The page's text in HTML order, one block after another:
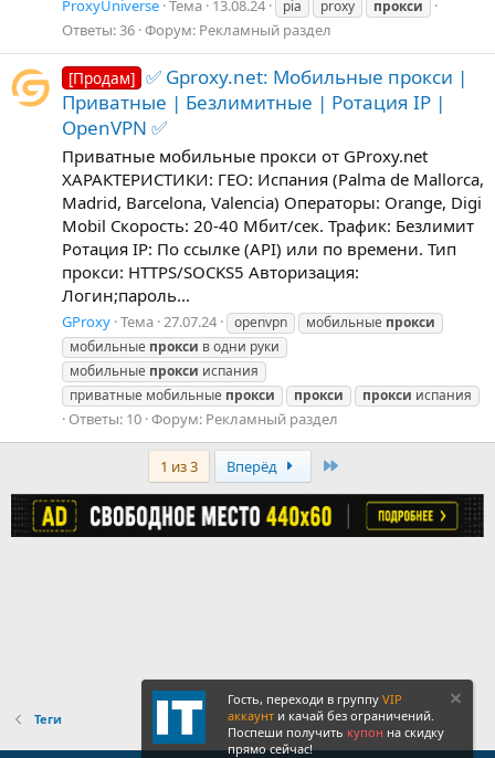
ProxyUniverse Тема 13.08.24 pia proxy прокси
Ответы: 36 Форум: Рекламный раздел
[Продам] ✅ Gproxy.net: Мобильные прокси |
Приватные | Безлимитные | Ротация IP |
OpenVPN ✅
Приватные мобильные прокси от GProxy.net
ХАРАКТЕРИСТИКИ: ГЕО: Испания (Palma de Mallorca,
Madrid, Barcelona, Valencia) Операторы: Orange, Digi
Mobil Скорость: 20-40 Мбит/сек. Трафик: Безлимит
Ротация IP: По ссылке (API) или по времени. Тип
прокси: HTTPS/SOCKS5 Авторизация:
Логин;пароль...
GProxy Тема 27.07.24 openvpn мобильные прокси
мобильные прокси в одни руки
мобильные прокси испания
приватные мобильные прокси прокси прокси испания
Ответы: 10 Форум: Рекламный раздел
1 из 3 Вперёд
Теги
Гость, переходи в группу VIP
аккаунт и качай без ограничений.
Поспеши получить купон на скидку
прямо сейчас!